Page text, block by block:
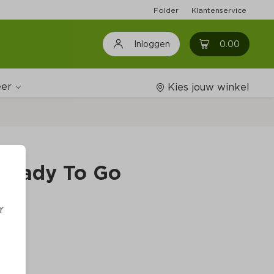
Folder Klantenservice
Inloggen 0.00 0
Wijnshop
Kies jouw winkel
To Go